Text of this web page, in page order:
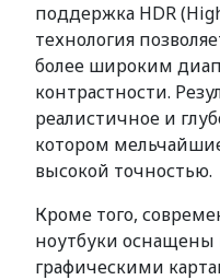
поддержка HDR
технология
более широким
контрастности.
реалистичное и
котором
высокой точностью.
Кроме того,
ноутбуки
графическими